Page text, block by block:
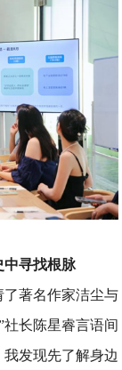
中寻找根脉
著名作家洁尘与
长陈星睿言语间
发现先了解身边